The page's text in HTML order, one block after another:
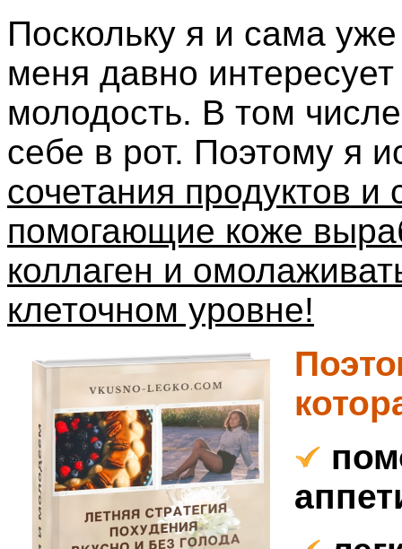
Поскольку я и сама
меня давно
молодость. В том
себе в рот. Поэтому я
сочетания продуктов и
помогающие коже
коллаген и
клеточном уровне!